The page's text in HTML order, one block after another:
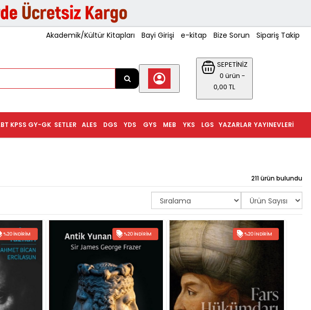
Akademik/Kültür Kitapları Bayi Girişi e-kitap Bize Sorun Sipariş Takip
SEPETİNİZ
0 ürün -
0,00 TL
YAYINEVLERI
YAZARLAR
LGS
YKS
MEB
GYS
YDS
DGS
ALES
SETLER
KPSS GY-GK
211 ürün bulundu
%20 İNDIRIM %20 İNDIRIM %20 İNDIRIM